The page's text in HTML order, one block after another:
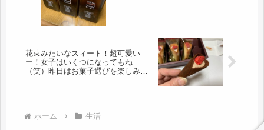
花束みたいなスィート！超可愛い
ー！女子はいくつになってもね
（笑）昨日はお菓子選びを楽しみま
ホーム 生活